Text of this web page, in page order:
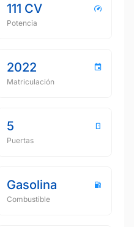
111 CV
Potencia
2022
Matriculación
5
Puertas
Gasolina
Combustible